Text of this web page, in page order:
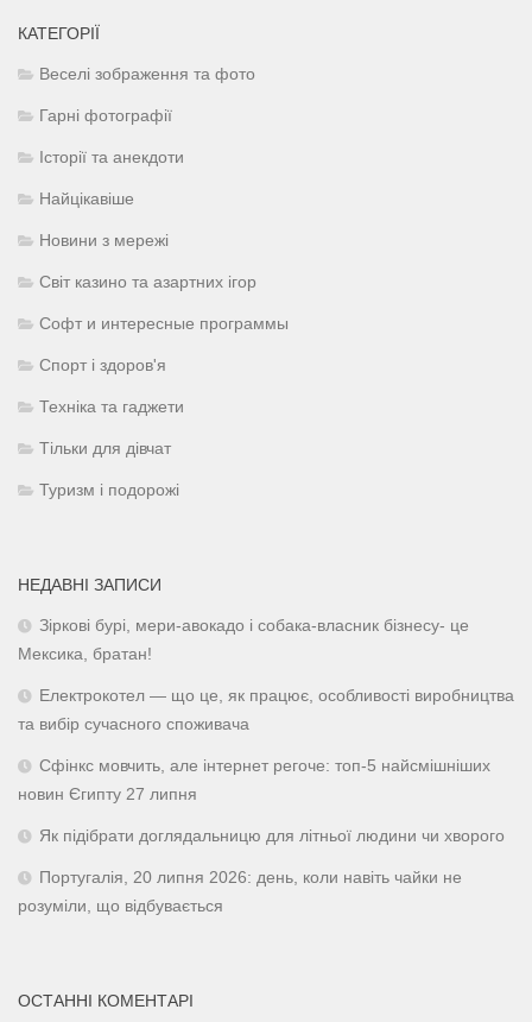
КАТЕГОРІЇ
Веселі зображення та фото
Гарні фотографії
Історії та анекдоти
Найцікавіше
Новини з мережі
Світ казино та азартних ігор
Софт и интересные программы
Спорт і здоров'я
Техніка та гаджети
Тільки для дівчат
Туризм і подорожі
НЕДАВНІ ЗАПИСИ
Зіркові бурі, мери-авокадо і собака-власник бізнесу- це
Мексика, братан!
Електрокотел — що це, як працює, особливості виробництва
та вибір сучасного споживача
Сфінкс мовчить, але інтернет регоче: топ-5 найсмішніших
новин Єгипту 27 липня
Як підібрати доглядальницю для літньої людини чи хворого
Португалія, 20 липня 2026: день, коли навіть чайки не
розуміли, що відбувається
ОСТАННІ КОМЕНТАРІ